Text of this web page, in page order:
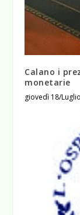
Calano i
monetarie
giovedì 18/